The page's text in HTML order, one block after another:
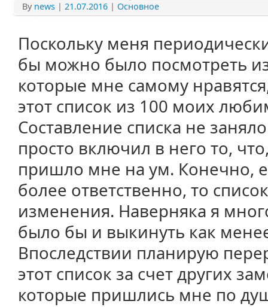
By news | 21.07.2016 | Основное
Поскольку меня
бы можно было посмотреть
которые мне самому
этот список из 100 моих
Составление списка не
просто включил в него то,
пришло мне на ум. Конечно,
более ответственно, то
изменения. Наверняка я
было бы и выкинуть как
Впоследствии планирую
этот список за счет других
которые пришлись мне по